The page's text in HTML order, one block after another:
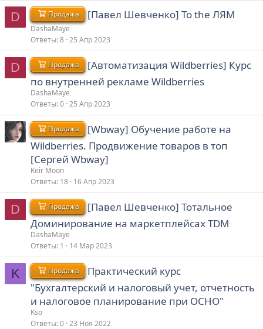
D Продажа [Павел Шевченко] To the ЛЯМ
DashaMaye
Ответы 8 25 Апр 2023
D Продажа
[Автоматизация Wildberries] Курс
по внутренней рекламе Wildberries
DashaMaye
Ответы 0 25 Апр 2023
Продажа
[Wbway] Обучение работе на
Wildberries. Продвижение товаров в топ
[Сергей Wbway]
Keir Moon
Ответы 18 16 Апр 2023
D Продажа
[Павел Шевченко] Тотальное
Доминирование на маркетплейсах TDM
DashaMaye
Ответы 1 14 Мар 2023
K Продажа
Практический курс
"Бухгалтерский и налоговый учет, отчетность
и налоговое планирование при ОСНО"
Kso
Ответы 0 23 Ноя 2022